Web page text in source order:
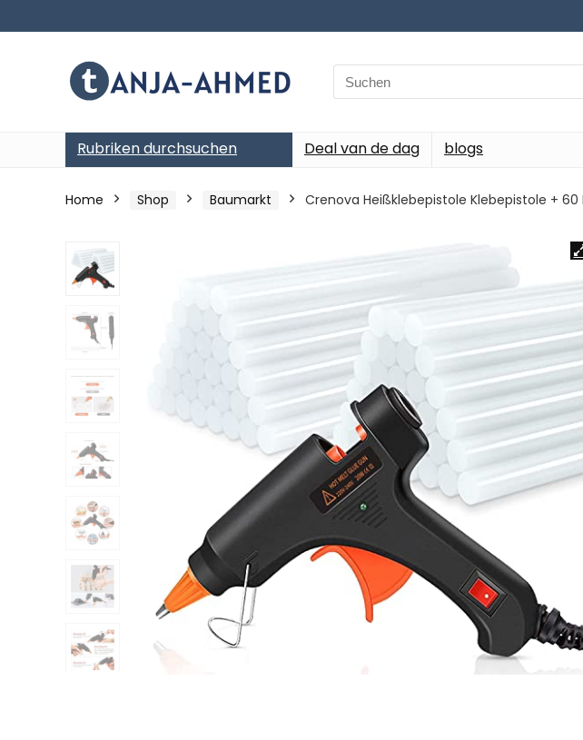
Search
for:
Rubriken durchsuchen Deal van de dag blogs
Home Shop Baumarkt Crenova Heißklebepistole Klebepistole +